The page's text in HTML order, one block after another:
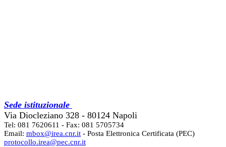
Sede istituzionale
Via Diocleziano 328 - 80124 Napoli
Tel: 081 7620611 - Fax: 081 5705734
Email: mbox@irea.cnr.it - Posta Elettronica Certificata (PEC)
protocollo.irea@pec.cnr.it